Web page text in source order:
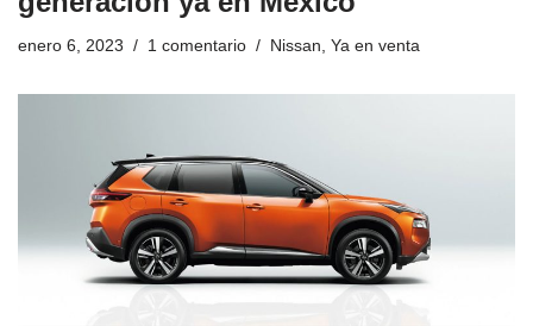
enero 6, 2023 1 comentario Nissan, Ya en venta